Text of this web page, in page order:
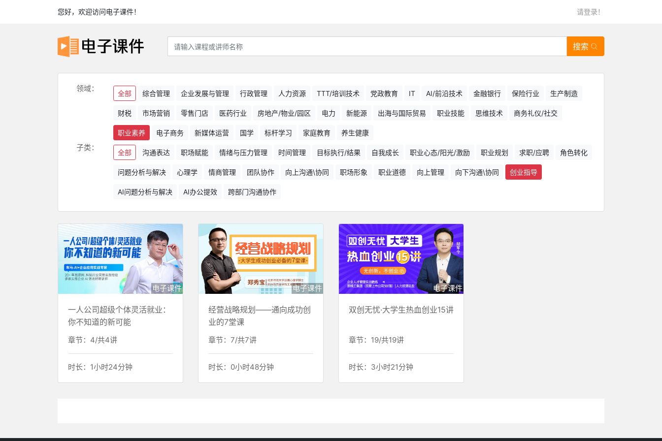
您好，欢迎访问电子课件！ 请登录！
搜索
领域：
全部 综合管理 企业发展与管理 行政管理 人力资源 TTT/培训技术 党政教育 IT AI/前沿技术 金融银行 保险行业 生产制造
财税 市场营销 零售门店 医药行业 房地产/物业/园区 电力 新能源 出海与国际贸易 职业技能 思维技术 商务礼仪/社交
职业素养 电子商务 新媒体运营 国学 标杆学习 家庭教育 养生健康
子类：
全部 沟通表达 职场赋能 情绪与压力管理 时间管理 目标执行/结果 自我成长 职业心态/阳光/激励 职业规划 求职/应聘 角色转化
问题分析与解决 心理学 情商管理 团队协作 向上沟通\协同 职场形象 职业道德 向上管理 向下沟通\协同 创业指导
AI问题分析与解决 AI办公提效 跨部门沟通协作
电子课件
一人公司超级个体灵活就业：
你不知道的新可能
章节：4/共4讲
时长：1小时24分钟
电子课件
经营战略规划——通向成功创
业的7堂课
章节：7/共7讲
时长：0小时48分钟
电子课件
双创无忧·大学生热血创业15讲
章节：19/共19讲
时长：3小时21分钟